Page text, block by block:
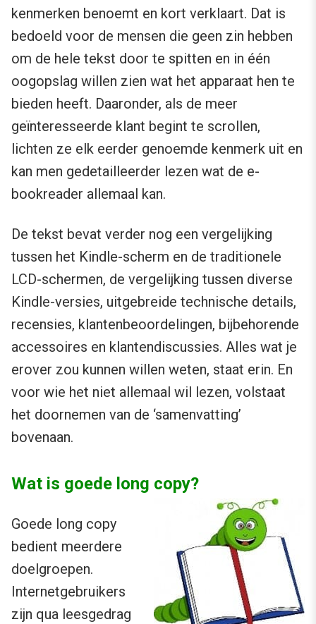
kenmerken benoemt en kort verklaart. Dat is
bedoeld voor de mensen die geen zin hebben
om de hele tekst door te spitten en in één
oogopslag willen zien wat het apparaat hen te
bieden heeft. Daaronder, als de meer
geïnteresseerde klant begint te scrollen,
lichten ze elk eerder genoemde kenmerk uit en
kan men gedetailleerder lezen wat de e-
bookreader allemaal kan.
De tekst bevat verder nog een vergelijking
tussen het Kindle-scherm en de traditionele
LCD-schermen, de vergelijking tussen diverse
Kindle-versies, uitgebreide technische details,
recensies, klantenbeoordelingen, bijbehorende
accessoires en klantendiscussies. Alles wat je
erover zou kunnen willen weten, staat erin. En
voor wie het niet allemaal wil lezen, volstaat
het doornemen van de ‘samenvatting’
bovenaan.
Wat is goede long copy?
Goede long copy
bedient meerdere
doelgroepen.
Internetgebruikers
zijn qua leesgedrag